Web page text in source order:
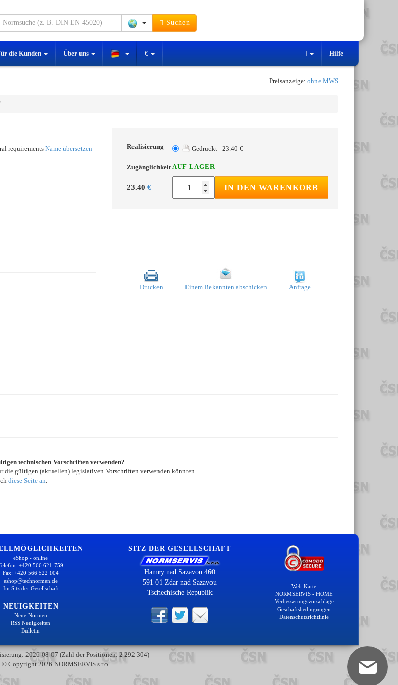
Suchen
die Kunden Über uns € Hilfe
Preisanzeige: ohne MWS
requirements Name übersetzen Realisierung Gedruckt - 23.40 €
Zugänglichkeit AUF LAGER
23.40 € IN DEN WARENKORB
Drucken Einem Bekannten abschicken Anfrage
technischen Vorschriften verwenden?
die gültigen (aktuellen) legislativen Vorschriften verwenden könnten.
diese Seite an.
eShop - online
+420 566 621 759
Fax: +420 566 522 104
eshop@technormen.de
Im Sitz der Gesellschaft
NEUIGKEITEN
Neue Normen
RSS Neuigkeiten
Bulletin
SITZ DER GESELLSCHAFT
Hamry nad Sazavou 460
591 01 Zdar nad Sazavou
Tschechische Republik
Web-Karte
NORMSERVIS - HOME
Verbesserungsvorschläge
Geschäftsbedingungen
Datenschutzrichtlinie
2026-08-07 (Zahl der Positionen: 2 292 304)
© Copyright 2026 NORMSERVIS s.r.o.